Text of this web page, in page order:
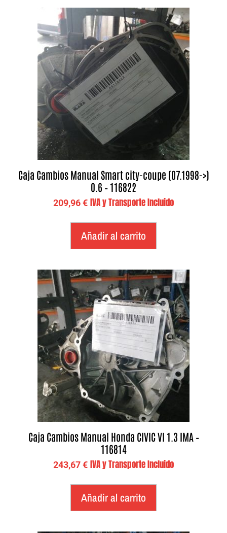
Caja Cambios Manual Smart city-coupe (07.1998->)
0.6 – 116822
209,96€ IVA y Transporte Incluido
Añadir al carrito
Caja Cambios Manual Honda CIVIC VI 1.3 IMA –
116814
243,67€ IVA y Transporte Incluido
Añadir al carrito